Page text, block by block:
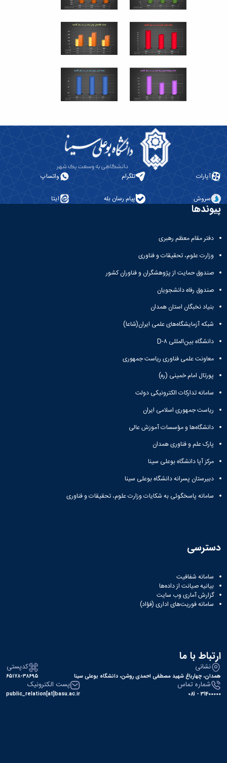
آپارات تلگرام واتساپ
سروش پیام رسان بله ایتا
پیوندها
دفتر مقام معظم رهبری
وزارت علوم، تحقیقات و فناوری
صندوق حمایت از پژوهشگران و فناوران کشور
صندوق رفاه دانشجویان
بنیاد نخبگان استان همدان
شبکه آزمایشگاه‌های علمی ایران(شاعا)
دانشگاه بین‌المللی D-۸
معاونت علمی فناوری ریاست جمهوری
پورتال امام خمینی (ره)
سامانه تدارکات الکترونیکی دولت
ریاست جمهوری اسلامی ایران
دانشگاه‌ها و مؤسسات آموزش عالی
پارک علم و فناوری همدان
مرکز آپا دانشگاه بوعلی سینا
دبیرستان پسرانه دانشگاه بوعلی سینا
سامانه پاسخگوئی به شکایات وزارت علوم، تحقیقات و فناوری
دسترسی
سامانه شفافیت
بیانیه صیانت از داده‌ها
گزارش آماری وب‌ سایت
سامانه فوریت‌های اداری (فؤاد)
ارتباط با ما
نشانی
همدان، چهارباغ شهید مصطفی احمدی روشن، دانشگاه بوعلی سینا
کدپستی
۶۵۱۷۸-۳۸۶۹۵
شماره تماس
31400000 - 081
پست الکترونیک
public_relation[at]basu.ac.ir